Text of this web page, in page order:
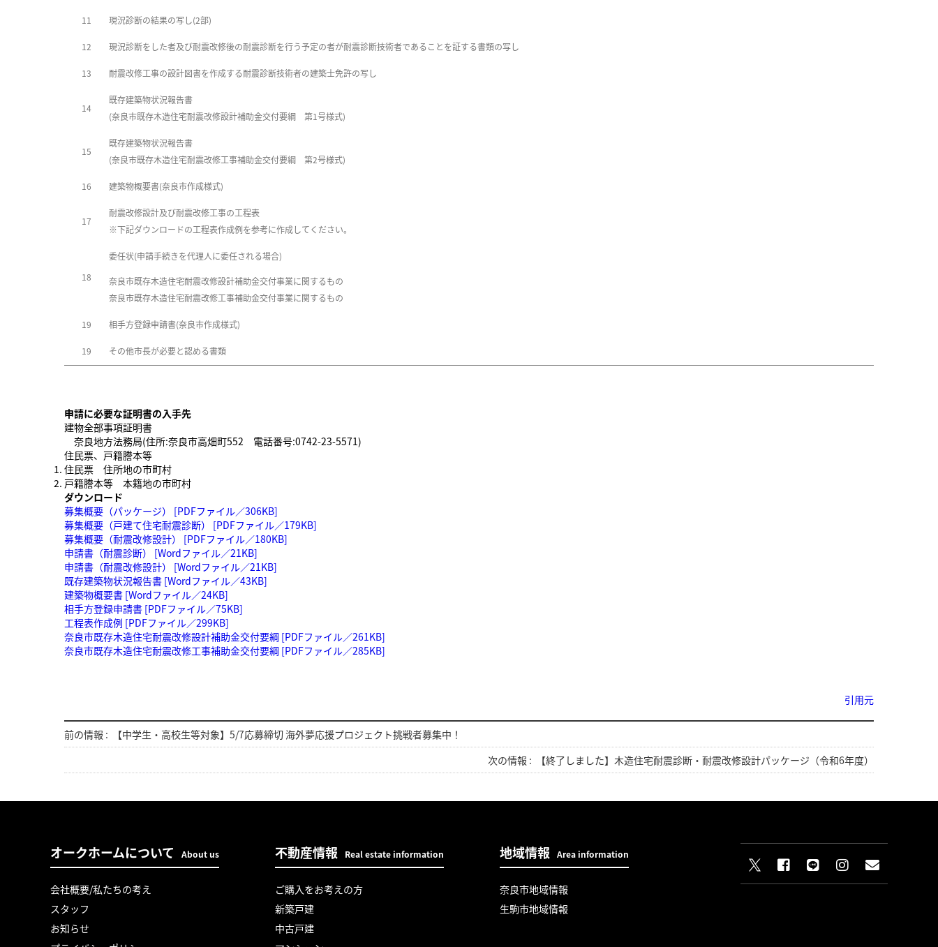
11 現況診断の結果の写し(2部)
12 現況診断をした者及び耐震改修後の耐震診断を行う予定の者が耐震診断技術者であることを証する書類の写し
13 耐震改修工事の設計図書を作成する耐震診断技術者の建築士免許の写し
14
既存建築物状況報告書
(奈良市既存木造住宅耐震改修設計補助金交付要綱 第1号様式)
15
既存建築物状況報告書
(奈良市既存木造住宅耐震改修工事補助金交付要綱 第2号様式)
16 建築物概要書(奈良市作成様式)
17
耐震改修設計及び耐震改修工事の工程表
※下記ダウンロードの工程表作成例を参考に作成してください。
18
委任状(申請手続きを代理人に委任される場合)
奈良市既存木造住宅耐震改修設計補助金交付事業に関するもの
奈良市既存木造住宅耐震改修工事補助金交付事業に関するもの
19 相手方登録申請書(奈良市作成様式)
19 その他市長が必要と認める書類
申請に必要な証明書の入手先
建物全部事項証明書
奈良地方法務局(住所:奈良市高畑町552 電話番号:0742-23-5571)
住民票、戸籍謄本等
住民票 住所地の市町村
戸籍謄本等 本籍地の市町村
ダウンロード
募集概要（パッケージ） [PDFファイル／306KB]
募集概要（戸建て住宅耐震診断） [PDFファイル／179KB]
募集概要（耐震改修設計） [PDFファイル／180KB]
申請書（耐震診断） [Wordファイル／21KB]
申請書（耐震改修設計） [Wordファイル／21KB]
既存建築物状況報告書 [Wordファイル／43KB]
建築物概要書 [Wordファイル／24KB]
相手方登録申請書 [PDFファイル／75KB]
工程表作成例 [PDFファイル／299KB]
奈良市既存木造住宅耐震改修設計補助金交付要綱 [PDFファイル／261KB]
奈良市既存木造住宅耐震改修工事補助金交付要綱 [PDFファイル／285KB]
引用元
前の情報 :
【中学生・高校生等対象】5/7応募締切 海外夢応援プロジェクト挑戦者募集中！
次の情報 :
【終了しました】木造住宅耐震診断・耐震改修設計パッケージ（令和6年度）
オークホームについて About us
会社概要/私たちの考え
スタッフ
お知らせ
不動産情報 Real estate information
ご購入をお考えの方
新築戸建
中古戸建
地域情報 Area information
奈良市地域情報
生駒市地域情報